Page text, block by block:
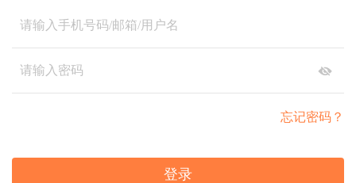
忘记密码？
登录